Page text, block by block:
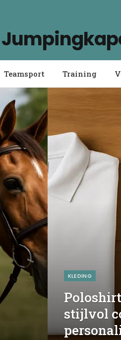
Teamsport Training
KLEDING
stijlvol